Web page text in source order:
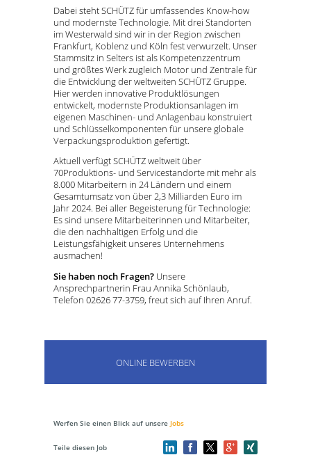
Dabei steht SCHÜTZ für umfassendes Know-how
und modernste Technologie. Mit drei Standorten
im Westerwald sind wir in der Region zwischen
Frankfurt, Koblenz und Köln fest verwurzelt. Unser
Stammsitz in Selters ist als Kompetenzzentrum
und größtes Werk zugleich Motor und Zentrale für
die Entwicklung der weltweiten SCHÜTZ Gruppe.
Hier werden innovative Produktlösungen
entwickelt, modernste Produktionsanlagen im
eigenen Maschinen- und Anlagenbau konstruiert
und Schlüsselkomponenten für unsere globale
Verpackungsproduktion gefertigt.
Aktuell verfügt SCHÜTZ weltweit über
70Produktions- und Servicestandorte mit mehr als
8.000 Mitarbeitern in 24 Ländern und einem
Gesamtumsatz von über 2,3 Milliarden Euro im
Jahr 2024. Bei aller Begeisterung für Technologie:
Es sind unsere Mitarbeiterinnen und Mitarbeiter,
die den nachhaltigen Erfolg und die
Leistungsfähigkeit unseres Unternehmens
ausmachen!
Sie haben noch Fragen? Unsere
Ansprechpartnerin Frau Annika Schönlaub,
Telefon 02626 77-3759, freut sich auf Ihren Anruf.
ONLINE BEWERBEN
Werfen Sie einen Blick auf unsere Jobs
Teile diesen Job